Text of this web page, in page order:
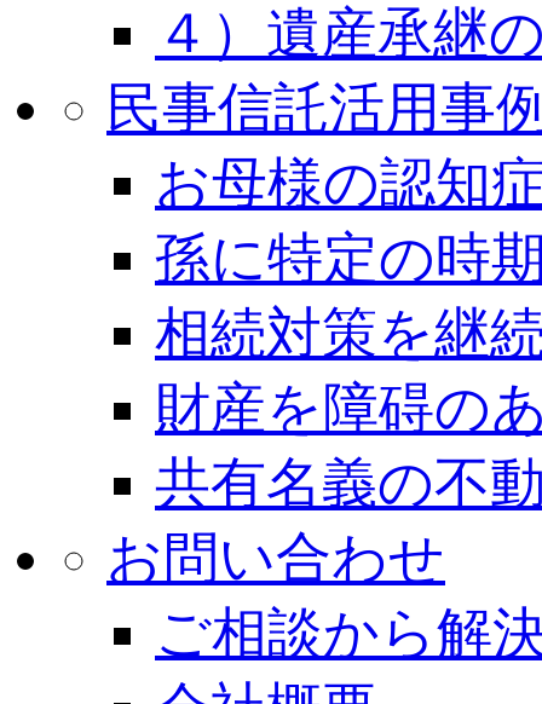
４）遺産承継
民事信託活用事
お母様の認知
孫に特定の時
相続対策を継
財産を障碍の
共有名義の不
お問い合わせ
ご相談から解